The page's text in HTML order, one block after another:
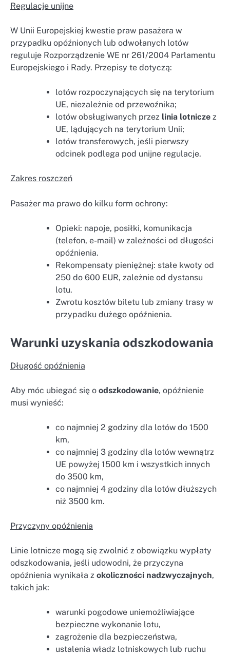
Regulacje unijne
W Unii Europejskiej kwestie praw pasażera w
przypadku opóźnionych lub odwołanych lotów
reguluje Rozporządzenie WE nr 261/2004 Parlamentu
Europejskiego i Rady. Przepisy te dotyczą:
lotów rozpoczynających się na terytorium
UE, niezależnie od przewoźnika;
lotów obsługiwanych przez linia lotnicze z
UE, lądujących na terytorium Unii;
lotów transferowych, jeśli pierwszy
odcinek podlega pod unijne regulacje.
Zakres roszczeń
Pasażer ma prawo do kilku form ochrony:
Opieki: napoje, posiłki, komunikacja
(telefon, e-mail) w zależności od długości
opóźnienia.
Rekompensaty pieniężnej: stałe kwoty od
250 do 600 EUR, zależnie od dystansu
lotu.
Zwrotu kosztów biletu lub zmiany trasy w
przypadku dużego opóźnienia.
Warunki uzyskania odszkodowania
Długość opóźnienia
Aby móc ubiegać się o odszkodowanie, opóźnienie
musi wynieść:
co najmniej 2 godziny dla lotów do 1500
km,
co najmniej 3 godziny dla lotów wewnątrz
UE powyżej 1500 km i wszystkich innych
do 3500 km,
co najmniej 4 godziny dla lotów dłuższych
niż 3500 km.
Przyczyny opóźnienia
Linie lotnicze mogą się zwolnić z obowiązku wypłaty
odszkodowania, jeśli udowodni, że przyczyna
opóźnienia wynikała z okoliczności nadzwyczajnych,
takich jak:
warunki pogodowe uniemożliwiające
bezpieczne wykonanie lotu,
zagrożenie dla bezpieczeństwa,
ustalenia władz lotniskowych lub ruchu